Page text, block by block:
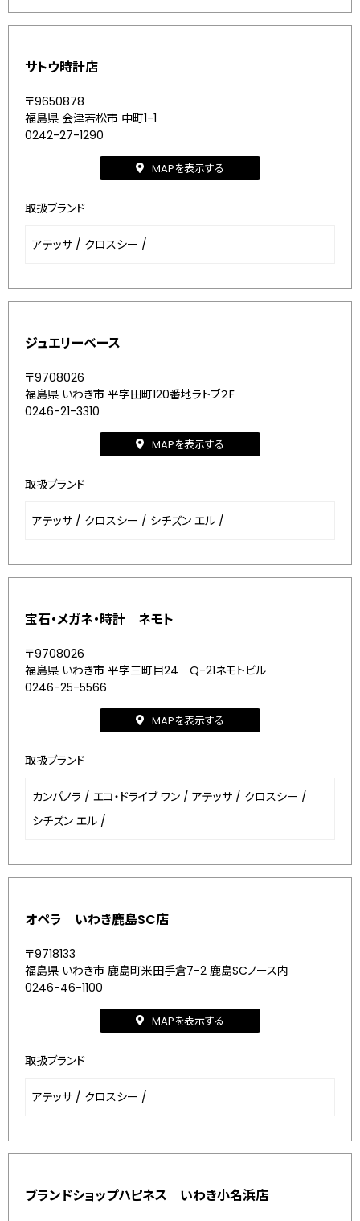
サトウ時計店
〒9650878
福島県 会津若松市 中町1-1
0242-27-1290
MAPを表示する
取扱ブランド
アテッサ / クロスシー /
ジュエリーベース
〒9708026
福島県 いわき市 平字田町120番地ラトブ２F
0246-21-3310
MAPを表示する
取扱ブランド
アテッサ / クロスシー / シチズン エル /
宝石・メガネ・時計 ネモト
〒9708026
福島県 いわき市 平字三町目24 Q-21ネモトビル
0246-25-5566
MAPを表示する
取扱ブランド
カンパノラ / エコ・ドライブ ワン / アテッサ / クロスシー /
シチズン エル /
オペラ いわき鹿島SC店
〒9718133
福島県 いわき市 鹿島町米田手倉7-2 鹿島SCノース内
0246-46-1100
MAPを表示する
取扱ブランド
アテッサ / クロスシー /
ブランドショップハピネス いわき小名浜店